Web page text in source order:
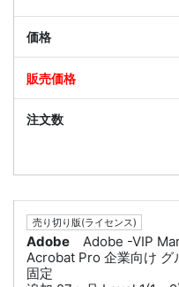
売り切り版(ライセンス)
Adobe
Adobe -VIP
Acrobat Pro 企業向け グ
固定